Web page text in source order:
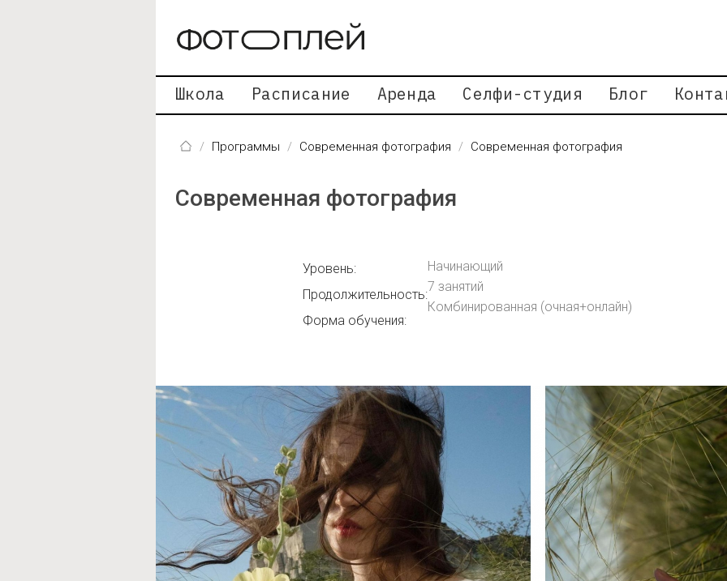
Школа Расписание Аренда Селфи-студия Блог
Программы Современная фотография Современная фотография
Современная фотография
Уровень:
Продолжительность:
Форма обучения:
Начинающий
7 занятий
Комбинированная (очная+онлайн)